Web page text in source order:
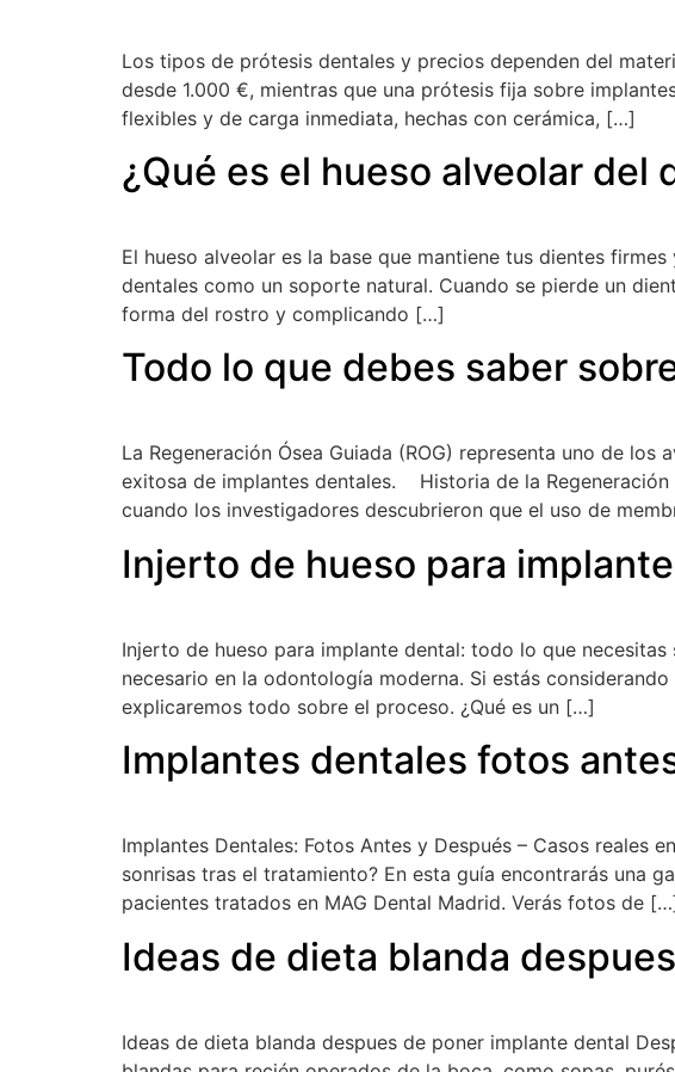
Los tipos de prótesis dentales y precios dependen del
desde 1.000 €, mientras que una prótesis fija sobre
flexibles y de carga inmediata, hechas con cerámica, […]
¿Qué es el hueso alveolar del
El hueso alveolar es la base que mantiene tus dientes
dentales como un soporte natural. Cuando se pierde un
forma del rostro y complicando […]
Todo lo que debes saber
La Regeneración Ósea Guiada (ROG) representa uno de
exitosa de implantes dentales. Historia de la Regeneración
cuando los investigadores descubrieron que el uso de
Injerto de hueso para
Injerto de hueso para implante dental: todo lo que
necesario en la odontología moderna. Si estás
explicaremos todo sobre el proceso. ¿Qué es un […]
Implantes dentales fotos
Implantes Dentales: Fotos Antes y Después – Casos reales
sonrisas tras el tratamiento? En esta guía encontrarás una
pacientes tratados en MAG Dental Madrid. Verás fotos de
Ideas de dieta blanda
Ideas de dieta blanda despues de poner implante dental